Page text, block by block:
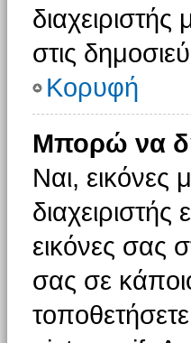
στις
Κορυφή
Μπορώ να
Ναι, εικόνες
εικόνες σας
σας σε